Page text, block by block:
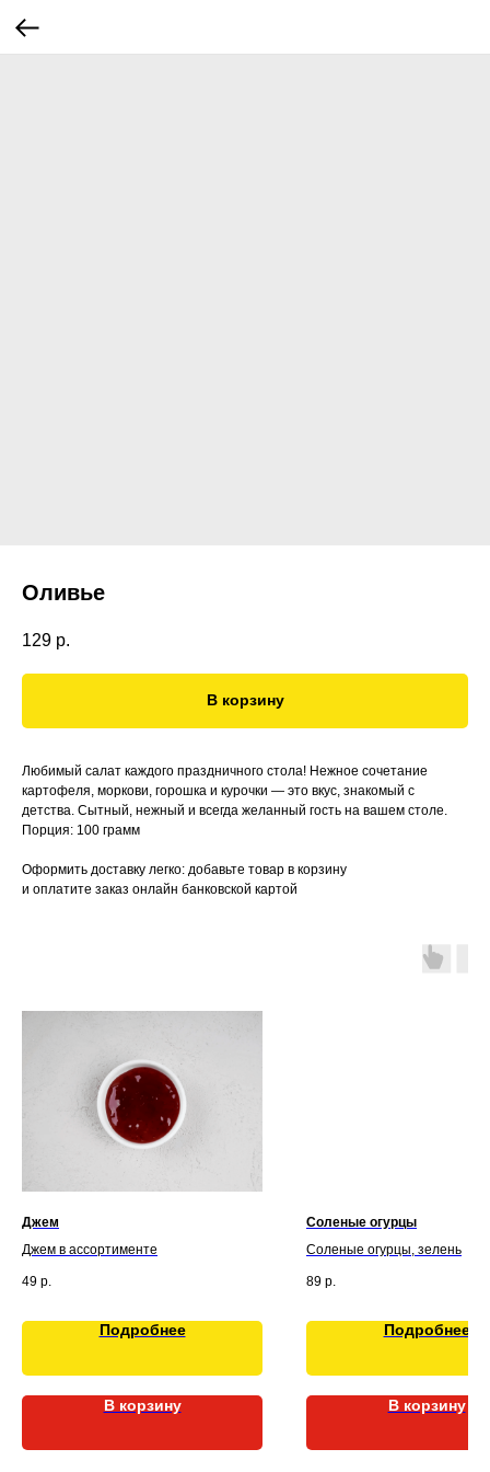
Оливье
129 р.
В корзину
Любимый салат каждого праздничного стола! Нежное сочетание
картофеля, моркови, горошка и курочки — это вкус, знакомый с
детства. Сытный, нежный и всегда желанный гость на вашем столе.
Порция: 100 грамм
Оформить доставку легко: добавьте товар в корзину
и оплатите заказ онлайн банковской картой
Джем
Джем в ассортименте
49 р.
Подробнее
В корзину
Соленые огурцы
Соленые огурцы, зелень
89 р.
Подробнее
В корзину